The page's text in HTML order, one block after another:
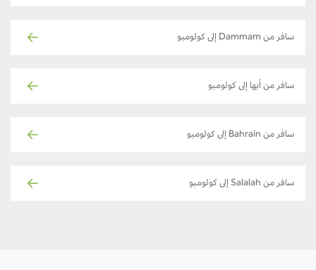
سافر من Dammam إلى كولومبو
سافر من أبها إلى كولومبو
سافر من Bahrain إلى كولومبو
سافر من Salalah إلى كولومبو